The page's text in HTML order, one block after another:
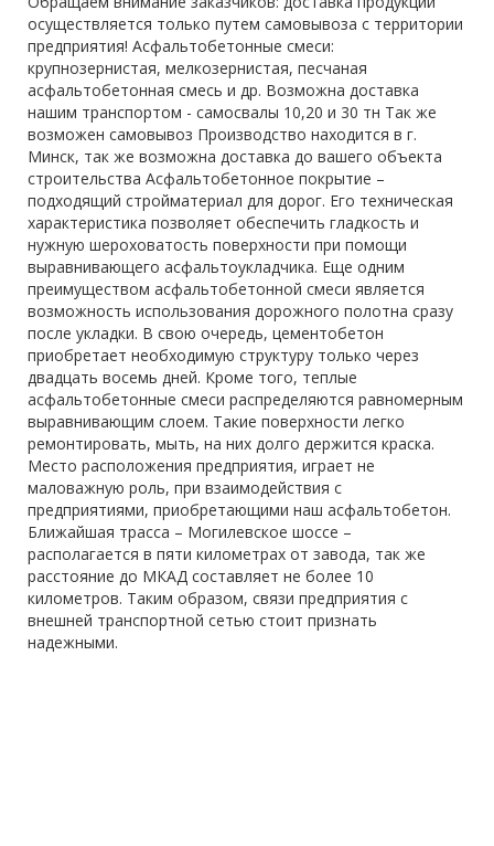
осуществляется только путем самовывоза с территории
предприятия! Асфальтобетонные смеси:
крупнозернистая, мелкозернистая, песчаная
асфальтобетонная смесь и др. Возможна доставка
нашим транспортом - самосвалы 10,20 и 30 тн Так же
возможен самовывоз Производство находится в г.
Минск, так же возможна доставка до вашего объекта
строительства Асфальтобетонное покрытие –
подходящий стройматериал для дорог. Его техническая
характеристика позволяет обеспечить гладкость и
нужную шероховатость поверхности при помощи
выравнивающего асфальтоукладчика. Еще одним
преимуществом асфальтобетонной смеси является
возможность использования дорожного полотна сразу
после укладки. В свою очередь, цементобетон
приобретает необходимую структуру только через
двадцать восемь дней. Кроме того, теплые
асфальтобетонные смеси распределяются равномерным
выравнивающим слоем. Такие поверхности легко
ремонтировать, мыть, на них долго держится краска.
Место расположения предприятия, играет не
маловажную роль, при взаимодействия с
предприятиями, приобретающими наш асфальтобетон.
Ближайшая трасса – Могилевское шоссе –
располагается в пяти километрах от завода, так же
расстояние до МКАД составляет не более 10
километров. Таким образом, связи предприятия с
внешней транспортной сетью стоит признать
надежными.